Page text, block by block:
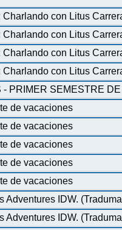
con Litus
con Litus
con Litus
con Litus
- PRIMER SEMESTRE
de vacaciones
de vacaciones
de vacaciones
de vacaciones
de vacaciones
Adventures IDW.
Adventures IDW.